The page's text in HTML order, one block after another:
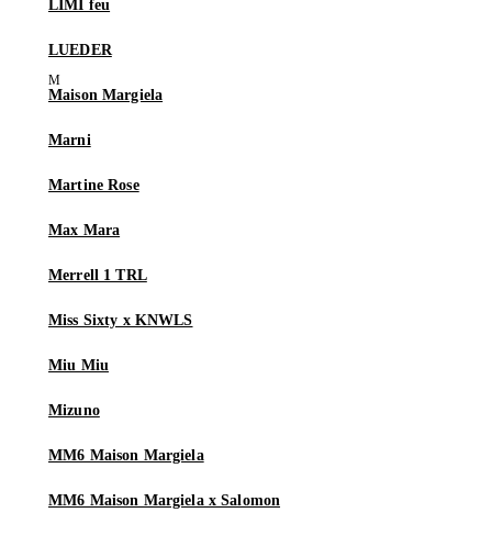
LIMI feu
LUEDER
Maison Margiela
Marni
Martine Rose
Max Mara
Merrell 1 TRL
Miss Sixty x KNWLS
Miu Miu
Mizuno
MM6 Maison Margiela
MM6 Maison Margiela x Salomon